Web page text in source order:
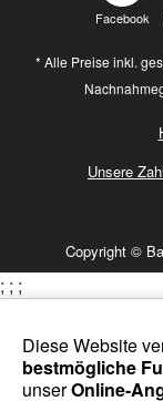
Facebook
* Alle Preise inkl.
Unsere
Copyright ©
Diese Website
bestmögliche
unserOnline-
; ; ;